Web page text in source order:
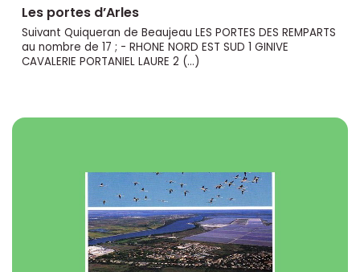
Les portes d’Arles
Suivant Quiqueran de Beaujeau LES PORTES DES REMPARTS
au nombre de 17 ; - RHONE NORD EST SUD 1 GINIVE
CAVALERIE PORTANIEL LAURE 2 (…)